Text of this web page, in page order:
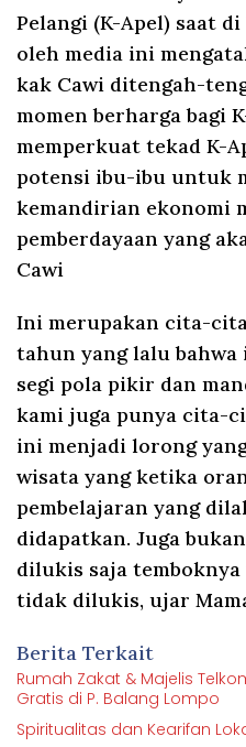
Pelangi (K-Apel) saat
oleh media ini
kak Cawi ditengah-
momen berharga bagi
memperkuat tekad K-
potensi ibu-ibu untuk
kemandirian ekonomi
pemberdayaan yang
Cawi
Ini merupakan cita-
tahun yang lalu
segi pola pikir dan
kami juga punya cita-
ini menjadi lorong
wisata yang ketika
pembelajaran yang
didapatkan. Juga
dilukis saja
tidak dilukis, ujar
Berita Terkait
Rumah Zakat & Majelis
Gratis di P. Balang Lompo
Spiritualitas dan Kearifan